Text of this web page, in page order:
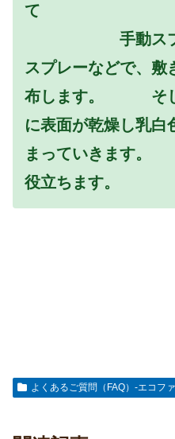
手動スプレー
スプレーなどで、敷
布します。 そし
に表面が乾燥し乳白
まっていきま
役立ちます。
よくあるご質問（FAQ）-エコフ